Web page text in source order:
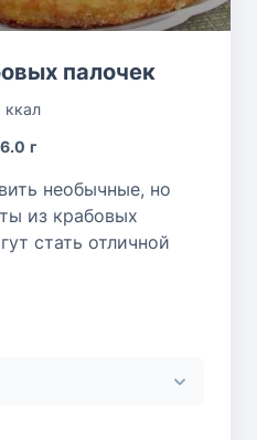
палочек
ккал
г
необычные, но
из крабовых
стать отличной